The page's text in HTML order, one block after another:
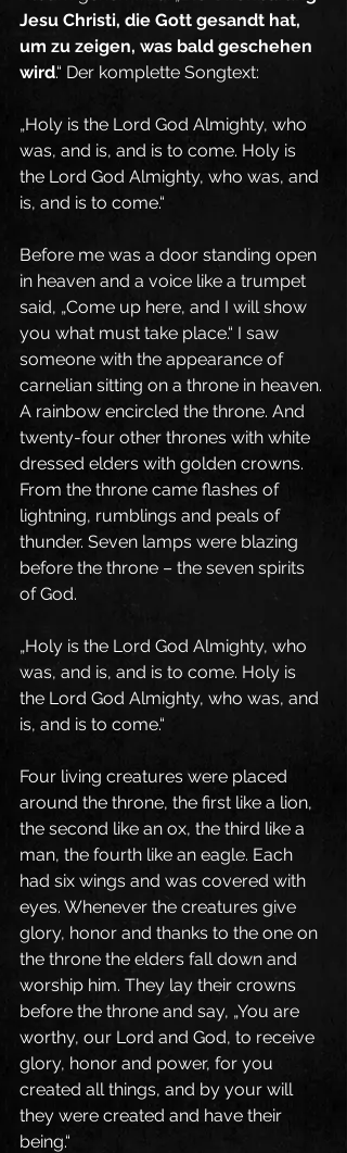
Jesu Christi, die Gott gesandt hat,
um zu zeigen, was bald geschehen
wird.“ Der komplette Songtext:
„Holy is the Lord God Almighty, who
was, and is, and is to come. Holy is
the Lord God Almighty, who was, and
is, and is to come.“
Before me was a door standing open
in heaven and a voice like a trumpet
said, „Come up here, and I will show
you what must take place.“ I saw
someone with the appearance of
carnelian sitting on a throne in heaven.
A rainbow encircled the throne. And
twenty-four other thrones with white
dressed elders with golden crowns.
From the throne came flashes of
lightning, rumblings and peals of
thunder. Seven lamps were blazing
before the throne – the seven spirits
of God.
„Holy is the Lord God Almighty, who
was, and is, and is to come. Holy is
the Lord God Almighty, who was, and
is, and is to come.“
Four living creatures were placed
around the throne, the first like a lion,
the second like an ox, the third like a
man, the fourth like an eagle. Each
had six wings and was covered with
eyes. Whenever the creatures give
glory, honor and thanks to the one on
the throne the elders fall down and
worship him. They lay their crowns
before the throne and say, „You are
worthy, our Lord and God, to receive
glory, honor and power, for you
created all things, and by your will
they were created and have their
being.“